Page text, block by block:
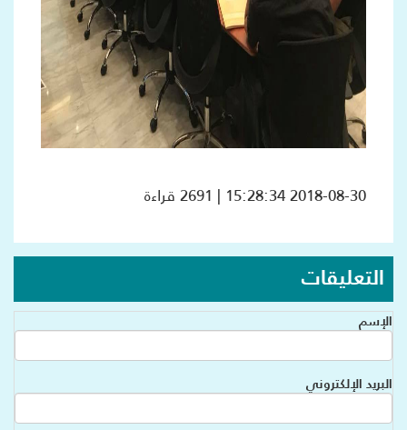
2018-08-30 15:28:34 | 2691 قراءة
التعليقات
الإسم
البريد الإلكتروني